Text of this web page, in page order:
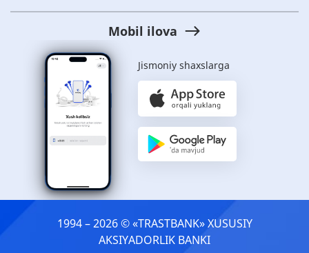
Mobil ilova
Jismoniy shaxslarga
1994 – 2026 © «TRASTBANK» ХUSUSIY
AKSIYADORLIK BANKI